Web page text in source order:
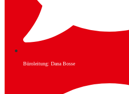
Büroleitung: Dana Bosse